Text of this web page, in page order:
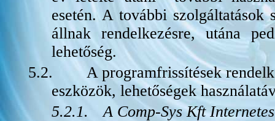
esetén. A további
állnak rendelkezésre, utána
lehetőség.
5.2.
A programfrissítések
eszközök, lehetőségek
5.2.1.
A Comp-Sys Kft